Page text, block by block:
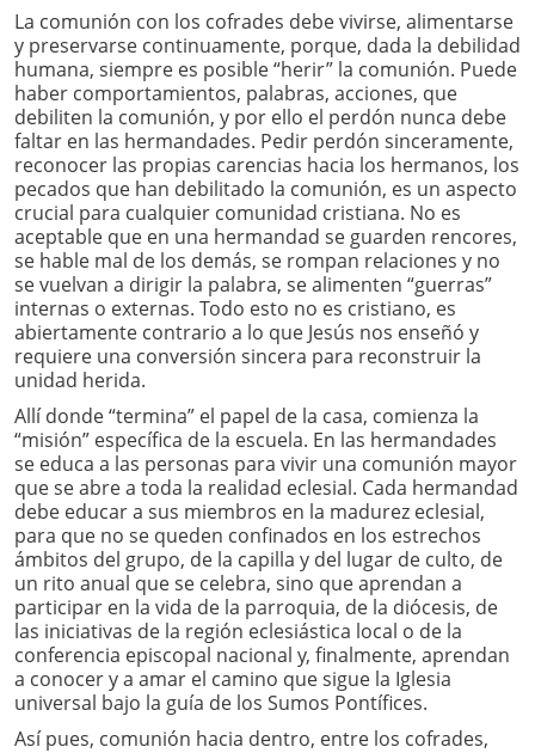
La comunión con los cofrades debe vivirse, alimentarse
y preservarse continuamente, porque, dada la debilidad
humana, siempre es posible “herir” la comunión. Puede
haber comportamientos, palabras, acciones, que
debiliten la comunión, y por ello el perdón nunca debe
faltar en las hermandades. Pedir perdón sinceramente,
reconocer las propias carencias hacia los hermanos, los
pecados que han debilitado la comunión, es un aspecto
crucial para cualquier comunidad cristiana. No es
aceptable que en una hermandad se guarden rencores,
se hable mal de los demás, se rompan relaciones y no
se vuelvan a dirigir la palabra, se alimenten “guerras”
internas o externas. Todo esto no es cristiano, es
abiertamente contrario a lo que Jesús nos enseñó y
requiere una conversión sincera para reconstruir la
unidad herida.
Allí donde “termina” el papel de la casa, comienza la
“misión” específica de la escuela. En las hermandades
se educa a las personas para vivir una comunión mayor
que se abre a toda la realidad eclesial. Cada hermandad
debe educar a sus miembros en la madurez eclesial,
para que no se queden confinados en los estrechos
ámbitos del grupo, de la capilla y del lugar de culto, de
un rito anual que se celebra, sino que aprendan a
participar en la vida de la parroquia, de la diócesis, de
las iniciativas de la región eclesiástica local o de la
conferencia episcopal nacional y, finalmente, aprendan
a conocer y a amar el camino que sigue la Iglesia
universal bajo la guía de los Sumos Pontífices.
Así pues, comunión hacia dentro, entre los cofrades,